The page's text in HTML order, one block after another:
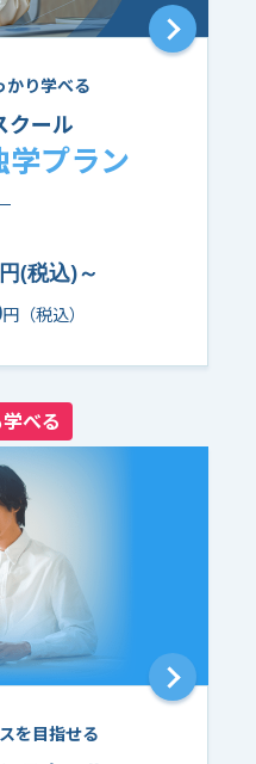
かり学べる
クール
プラン
円(税込)～
円（税込）
べる
を目指せる